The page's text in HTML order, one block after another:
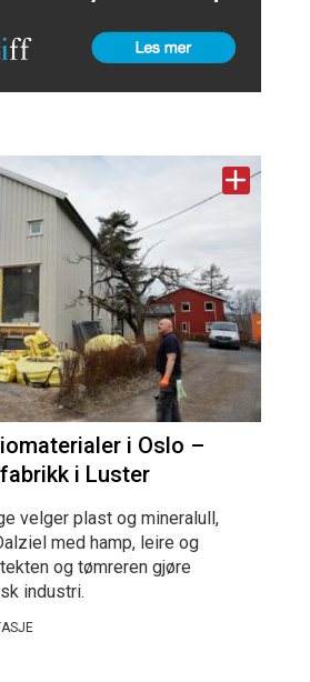
i Oslo –
i Luster
velger plast og mineralull,
med hamp, leire og
og tømreren gjøre
industri.